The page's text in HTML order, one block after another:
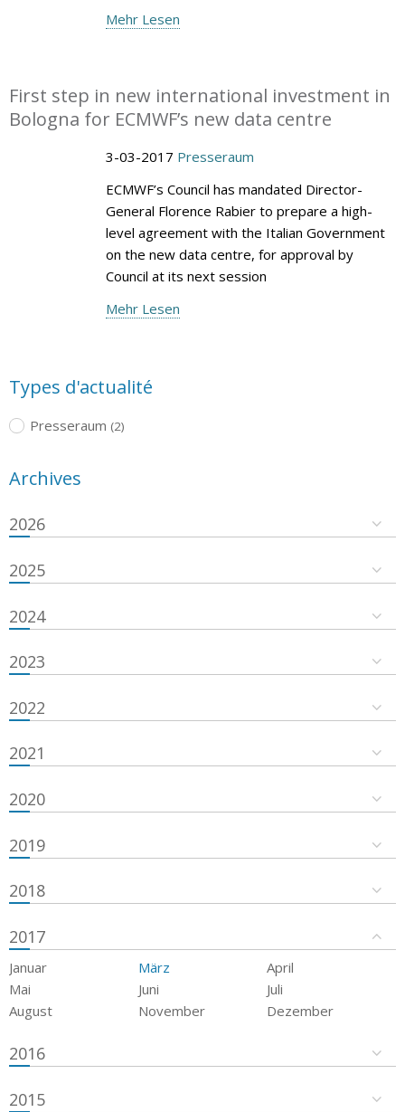
Mehr Lesen
First step in new international investment in
Bologna for ECMWF’s new data centre
3-03-2017 Presseraum
ECMWF’s Council has mandated Director-
General Florence Rabier to prepare a high-
level agreement with the Italian Government
on the new data centre, for approval by
Council at its next session
Mehr Lesen
Types d'actualité
Presseraum (2)
Archives
2026
2025
2024
2023
2022
2021
2020
2019
2018
2017
Januar März
April
Mai
Juni
Juli
August
November Dezember
2016
2015